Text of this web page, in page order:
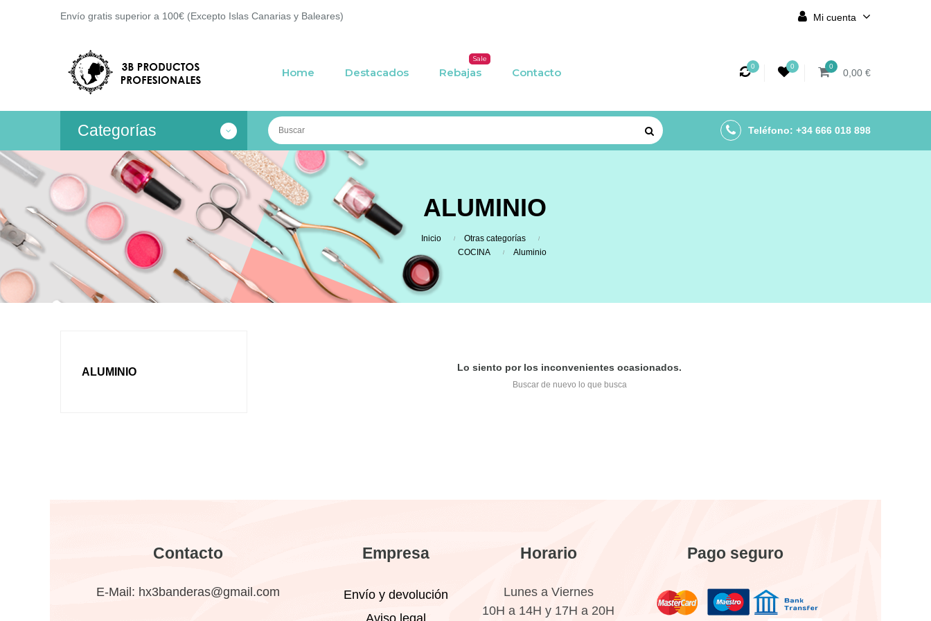
Envío gratis superior a 100€ (Excepto Islas Canarias y Baleares) Mi cuenta
Home Destacados Rebajas
Sale
Contacto 0 0 0
0,00 €
Categorías Teléfono: +34 666 018 898
ALUMINIO
Inicio
Otras categorías
COCINA
Aluminio
ALUMINIO Lo siento por los inconvenientes ocasionados.
Buscar de nuevo lo que busca
Contacto
E-Mail: hx3banderas@gmail.com
Empresa
Envío y devolución
Aviso legal
Horario
Lunes a Viernes
10H a 14H y 17H a 20H
Pago seguro